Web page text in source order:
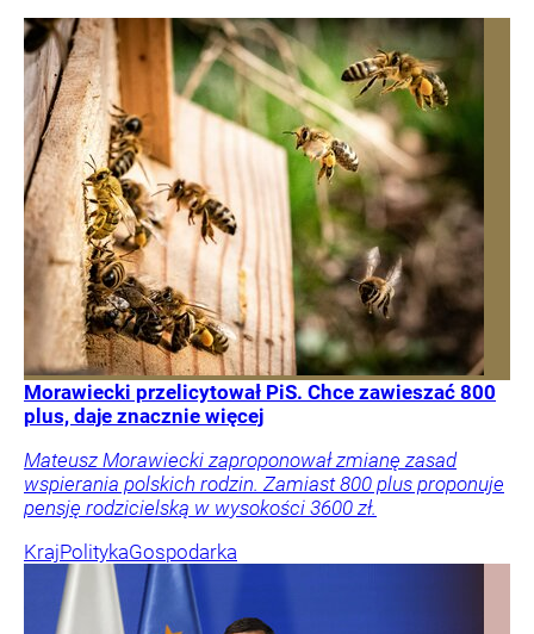
Morawiecki przelicytował PiS. Chce zawieszać 800
plus, daje znacznie więcej
Mateusz Morawiecki zaproponował zmianę zasad
wspierania polskich rodzin. Zamiast 800 plus proponuje
pensję rodzicielską w wysokości 3600 zł.
KrajPolitykaGospodarka